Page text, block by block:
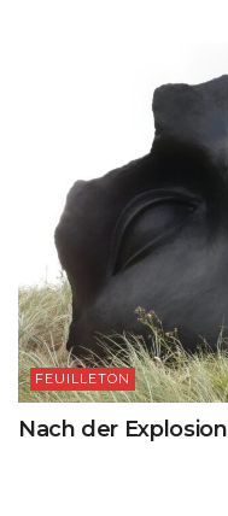
FEUILLETON
Nach der Explosion